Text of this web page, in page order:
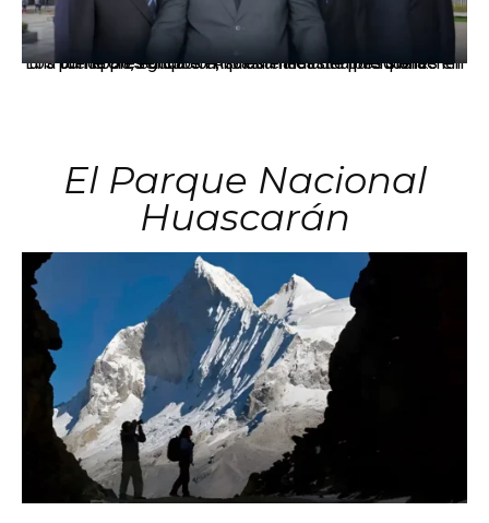
Los principales grupos empresariales del país mantienen una fuerte presencia en Áncash mediante inversiones en comercio, educación, salud e industria pesquera.
El Parque Nacional
Huascarán